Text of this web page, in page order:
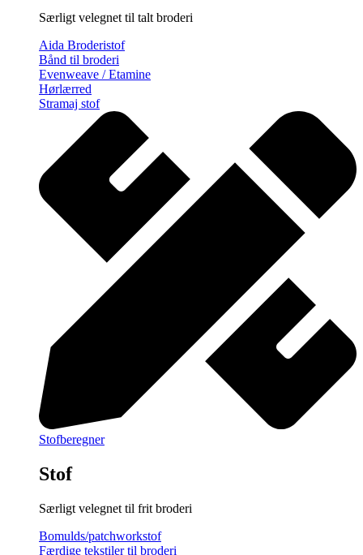
Særligt velegnet til talt broderi
Aida Broderistof
Bånd til broderi
Evenweave / Etamine
Hørlærred
Stramaj stof
Stofberegner
Stof
Særligt velegnet til frit broderi
Bomulds/patchworkstof
Færdige tekstiler til broderi